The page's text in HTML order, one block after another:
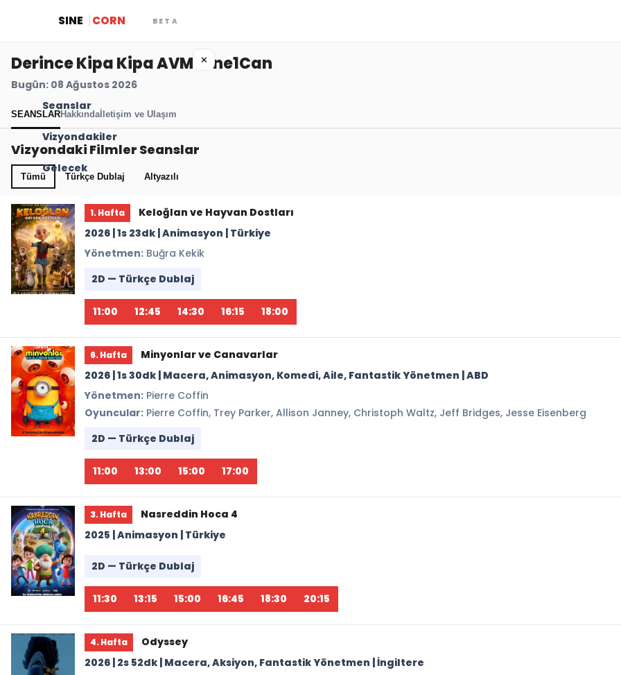
SINE CORN BETA
✕
Seanslar
Vizyondakiler
Gelecek
Derince Kipa Kipa AVM Cine1Can
Bugün: 08 Ağustos 2026
SEANSLARHakkındaİletişim ve Ulaşım
Vizyondaki Filmler Seanslar
Tümü Türkçe Dublaj Altyazılı
1. Hafta
Keloğlan ve Hayvan Dostları
2026 | 1s 23dk | Animasyon | Türkiye
Yönetmen: Buğra Kekik
2D — Türkçe Dublaj
11:00 12:45 14:30 16:15 18:00
6. Hafta
Minyonlar ve Canavarlar
2026 | 1s 30dk | Macera, Animasyon, Komedi, Aile, Fantastik Yönetmen | ABD
Yönetmen: Pierre Coffin
Oyuncular: Pierre Coffin, Trey Parker, Allison Janney, Christoph Waltz, Jeff Bridges, Jesse Eisenberg
2D — Türkçe Dublaj
11:00 13:00 15:00 17:00
3. Hafta
Nasreddin Hoca 4
2025 | Animasyon | Türkiye
2D — Türkçe Dublaj
11:30 13:15 15:00 16:45 18:30 20:15
4. Hafta
Odyssey
2026 | 2s 52dk | Macera, Aksiyon, Fantastik Yönetmen | İngiltere